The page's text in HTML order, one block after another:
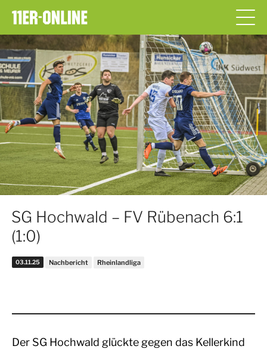
SG Hochwald – FV Rübenach 6:1
(1:0)
03.11.25 Nachbericht Rheinlandliga
Der SG Hochwald glückte gegen das Kellerkind